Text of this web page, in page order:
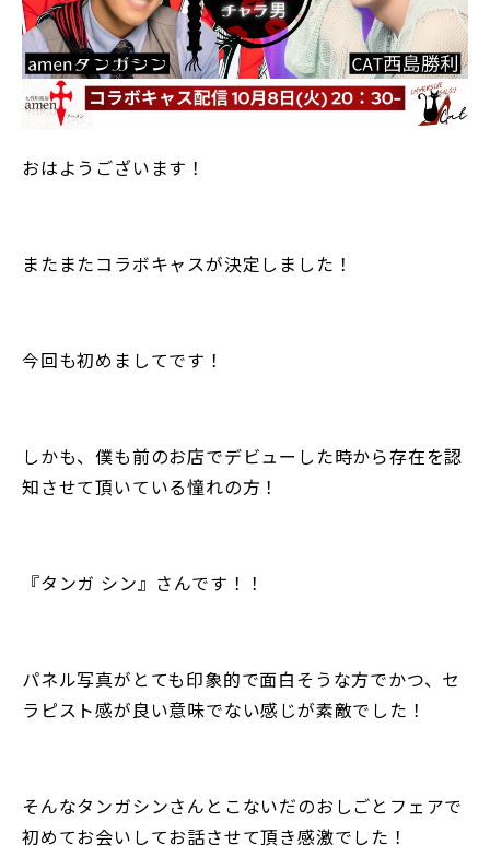
おはようございます！
またまたコラボキャスが決定しました！
今回も初めましてです！
しかも、僕も前のお店でデビューした時から存在を認
知させて頂いている憧れの方！
『タンガ シン』さんです！！
パネル写真がとても印象的で面白そうな方でかつ、セ
ラピスト感が良い意味でない感じが素敵でした！
そんなタンガシンさんとこないだのおしごとフェアで
初めてお会いしてお話させて頂き感激でした！